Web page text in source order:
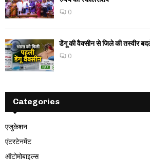
0
डेंगू की वैक्सीन से जिले की तस्वीर
0
Categories
एजुकेशन
एंटरटेनमेंट
ऑटोमोबाइल्स